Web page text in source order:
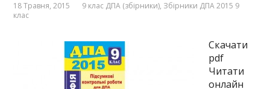
18 Травня, 2015 9 клас ДПА (збірники), Збірники ДПА 2015 9
клас
Скачати
pdf
Читати
онлайн